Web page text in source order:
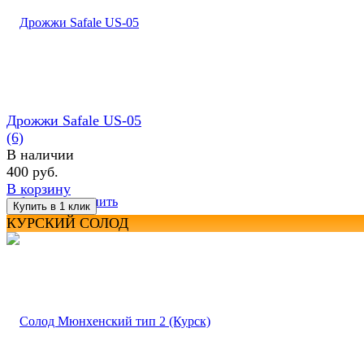
избранное сравнить
Дрожжи Safale US-05
(6)
В наличии
400 руб.
В корзину
КУРСКИЙ СОЛОД